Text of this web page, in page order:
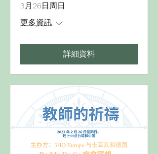
3月26日周日
更多資訊
詳細資料